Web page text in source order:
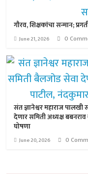
गौरव, शिक्षकांचा सन्मान;
June 21, 2026 0
संत ज्ञानेश्वर महाराज
देणार समिती अध्यक्ष
घोषणा
June 20, 2026 0